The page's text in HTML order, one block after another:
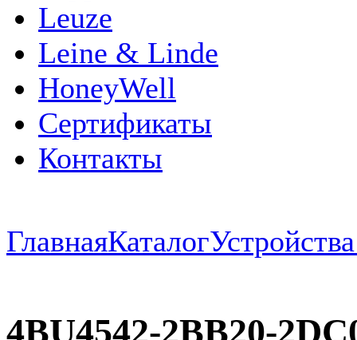
Leuze
Leine & Linde
HoneyWell
Сертификаты
Контакты
ГлавнаяКаталог